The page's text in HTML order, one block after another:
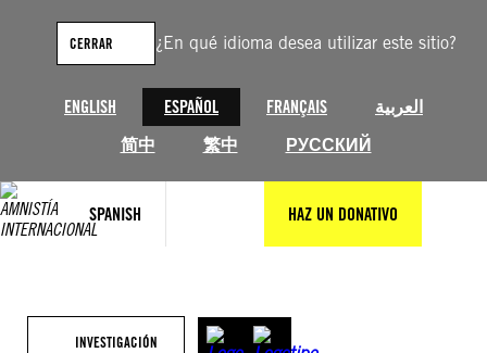
¿En qué idioma desea utilizar este sitio?
ENGLISH ESPAÑOL FRANÇAIS
العربية
简中
繁中 РУССКИЙ
CERRAR
SPANISH HAZ UN DONATIVO
contenido
INVESTIGACIÓN